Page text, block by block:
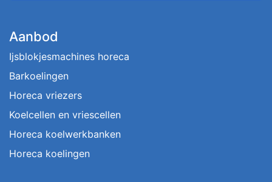
Aanbod
Ijsblokjesmachines horeca
Barkoelingen
Horeca vriezers
Koelcellen en vriescellen
Horeca koelwerkbanken
Horeca koelingen